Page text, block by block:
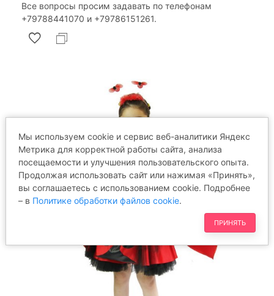
Все вопросы просим задавать по телефонам
‎+79788441070 и ‎+79786151261.
Мы используем cookie и сервис веб-аналитики Яндекс
Метрика для корректной работы сайта, анализа
посещаемости и улучшения пользовательского опыта.
Продолжая использовать сайт или нажимая «Принять»,
вы соглашаетесь с использованием cookie. Подробнее
– в Политике обработки файлов cookie.
ПРИНЯТЬ